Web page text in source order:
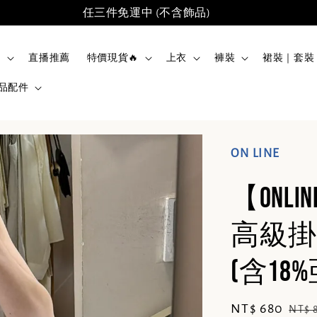
任三件免運中 (不含飾品)
直播推薦 特價現貨🔥 上衣 褲裝 裙裝｜套裝
配件
ON LINE
【
高級
(含
Sale
NT$ 680 NT$